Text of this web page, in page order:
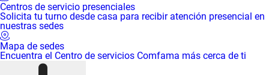
Centros de servicio presenciales
Solicita tu turno desde casa para recibir atención presencial en
nuestras sedes
Mapa de sedes
Encuentra el Centro de servicios Comfama más cerca de ti